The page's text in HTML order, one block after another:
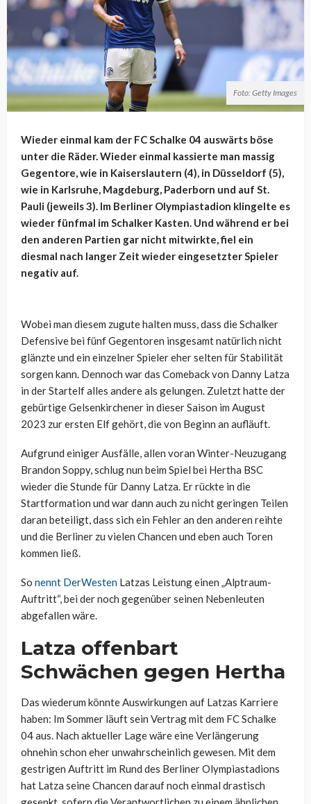
Foto: Getty Images
Wieder einmal kam der FC Schalke 04 auswärts böse
unter die Räder. Wieder einmal kassierte man massig
Gegentore, wie in Kaiserslautern (4), in Düsseldorf (5),
wie in Karlsruhe, Magdeburg, Paderborn und auf St.
Pauli (jeweils 3). Im Berliner Olympiastadion klingelte es
wieder fünfmal im Schalker Kasten. Und während er bei
den anderen Partien gar nicht mitwirkte, fiel ein
diesmal nach langer Zeit wieder eingesetzter Spieler
negativ auf.
Wobei man diesem zugute halten muss, dass die Schalker
Defensive bei fünf Gegentoren insgesamt natürlich nicht
glänzte und ein einzelner Spieler eher selten für Stabilität
sorgen kann. Dennoch war das Comeback von Danny Latza
in der Startelf alles andere als gelungen. Zuletzt hatte der
gebürtige Gelsenkirchener in dieser Saison im August
2023 zur ersten Elf gehört, die von Beginn an aufläuft.
Aufgrund einiger Ausfälle, allen voran Winter-Neuzugang
Brandon Soppy, schlug nun beim Spiel bei Hertha BSC
wieder die Stunde für Danny Latza. Er rückte in die
Startformation und war dann auch zu nicht geringen Teilen
daran beteiligt, dass sich ein Fehler an den anderen reihte
und die Berliner zu vielen Chancen und eben auch Toren
kommen ließ.
So nennt DerWesten Latzas Leistung einen „Alptraum-
Auftritt“, bei der noch gegenüber seinen Nebenleuten
abgefallen wäre.
Latza offenbart
Schwächen gegen Hertha
Das wiederum könnte Auswirkungen auf Latzas Karriere
haben: Im Sommer läuft sein Vertrag mit dem FC Schalke
04 aus. Nach aktueller Lage wäre eine Verlängerung
ohnehin schon eher unwahrscheinlich gewesen. Mit dem
gestrigen Auftritt im Rund des Berliner Olympiastadions
hat Latza seine Chancen darauf noch einmal drastisch